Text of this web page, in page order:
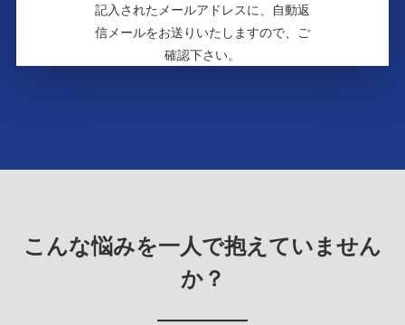
記入されたメールアドレスに、自動返
信メールをお送りいたしますので、ご
確認下さい。
こんな悩みを一人で抱えていません
か？